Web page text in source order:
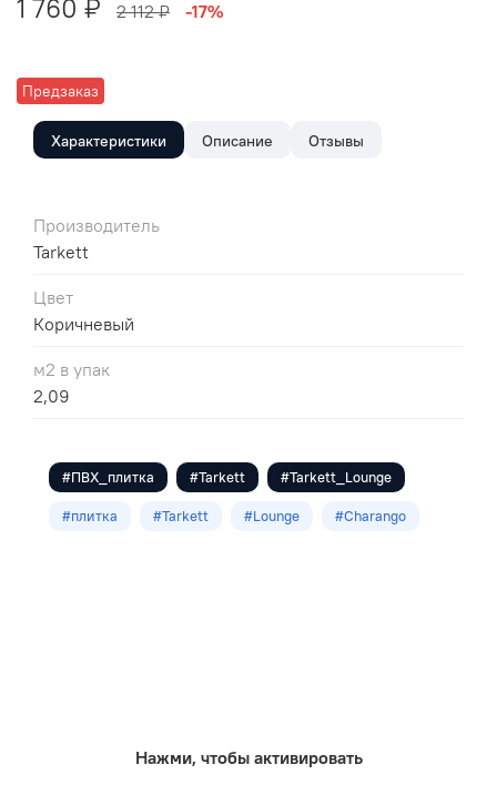
Предзаказ
1 760 ₽ 2 112 ₽ -17%
Характеристики Описание Отзывы
Производитель
Tarkett
Цвет
Коричневый
м2 в упак
2,09
#ПВХ_плитка #Tarkett #Tarkett_Lounge
#плитка #Tarkett #Lounge #Charango
Нажми, чтобы активировать